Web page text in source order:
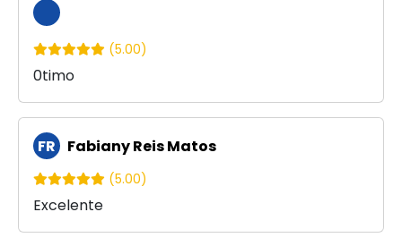
(5.00)
0timo
FR Fabiany Reis Matos
(5.00)
Excelente